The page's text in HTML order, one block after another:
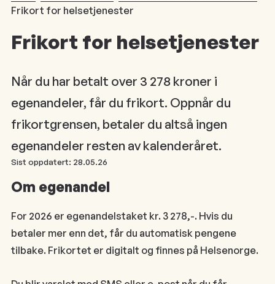
Frikort for helsetjenester
Frikort for helsetjenester
Når du har betalt over 3 278 kroner i
egenandeler, får du frikort. Oppnår du
frikortgrensen, betaler du altså ingen
egenandeler resten av kalenderåret.
Sist oppdatert: 28.05.26
Om egenandel
For 2026 er egenandelstaket kr. 3 278,-. Hvis du
betaler mer enn det, får du automatisk pengene
tilbake. Frikortet er digitalt og finnes på Helsenorge.